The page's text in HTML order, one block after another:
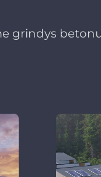
grindys